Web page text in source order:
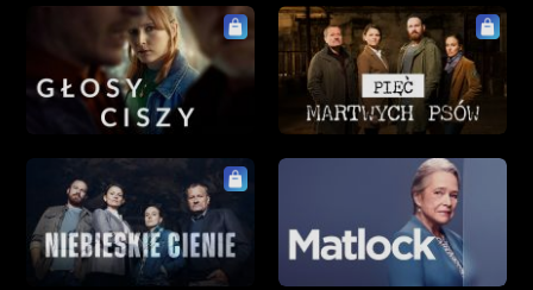
kostiumowe
archiwalne